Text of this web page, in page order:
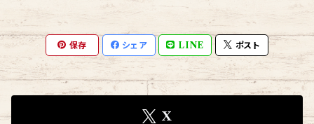
保存 シェア LINE ポスト
X